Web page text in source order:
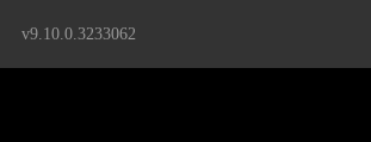
v9.10.0.3233062